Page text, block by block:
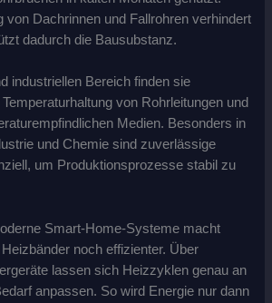
von Dachrinnen und Fallrohren verhindert
dadurch die Bausubstanz.
industriellen Bereich finden sie
von Rohrleitungen und
Medien. Besonders in
und Chemie sind zuverlässige
um Produktionsprozesse stabil zu
Smart-Home-Systeme macht
noch effizienter. Über
lassen sich Heizzyklen genau an
anpassen. So wird Energie nur dann